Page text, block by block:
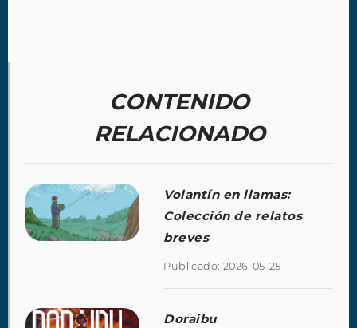
CONTENIDO
RELACIONADO
Volantín en llamas:
Colección de relatos
breves
Publicado: 2026-05-25
Doraibu